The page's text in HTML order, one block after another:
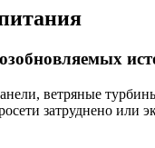
ветряные
затруднено или